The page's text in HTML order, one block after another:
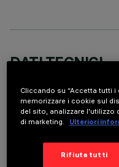
DATI TECNICI
DESCRIZIONE
per illuminazione zenitale
minime del prodotto, la
Cliccando su “Accetta tutti
memorizzare i cookie sul
del sito, analizzare l'utilizzo
di marketing.
Ulteriori
Rifiuta tutti